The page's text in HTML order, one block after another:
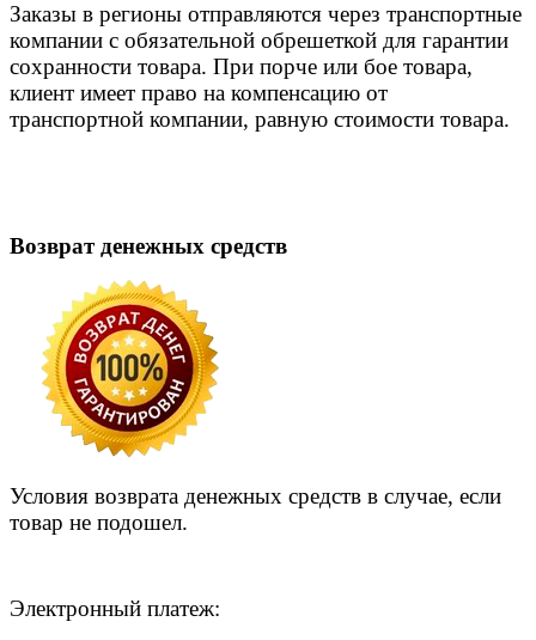
Заказы в регионы отправляются через транспортные
компании с обязательной обрешеткой для гарантии
сохранности товара. При порче или бое товара,
клиент имеет право на компенсацию от
транспортной компании, равную стоимости товара.
Возврат денежных средств
Условия возврата денежных средств в случае, если
товар не подошел.
Электронный платеж: